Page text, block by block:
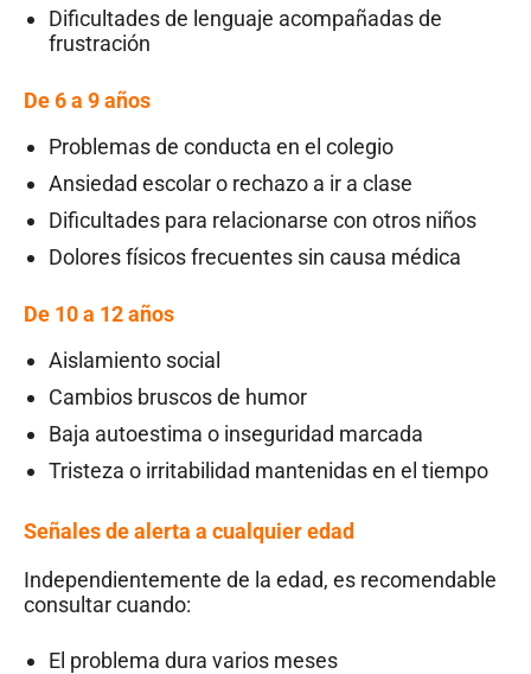
Dificultades de lenguaje acompañadas de
frustración
De 6 a 9 años
Problemas de conducta en el colegio
Ansiedad escolar o rechazo a ir a clase
Dificultades para relacionarse con otros niños
Dolores físicos frecuentes sin causa médica
De 10 a 12 años
Aislamiento social
Cambios bruscos de humor
Baja autoestima o inseguridad marcada
Tristeza o irritabilidad mantenidas en el tiempo
Señales de alerta a cualquier edad
Independientemente de la edad, es recomendable
consultar cuando:
El problema dura varios meses